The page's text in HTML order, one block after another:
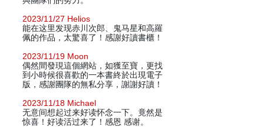
2023/11/27 Helios
能在这里发现赤川次郎、鬼马星和高羅
佩的作品，太驚喜了！感謝好讀書櫃！
2023/11/19 Moon
偶然間發現這個網站，如獲至寶，更找
到小時候很喜歡的一本書終於出現電子
版，感謝團隊的無私分享，謝謝好讀！
2023/11/18 Michael
无意间想起过来好读怀念一下。竟然是
惊喜！好读活过来了！感恩 感谢。